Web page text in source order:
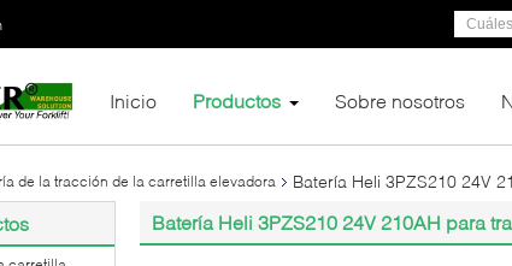
Inicio Productos Sobre nosotros
de la tracción de la carretilla elevadora Batería Heli 3PZS210 24V
Batería Heli 3PZS210 24V 210AH para